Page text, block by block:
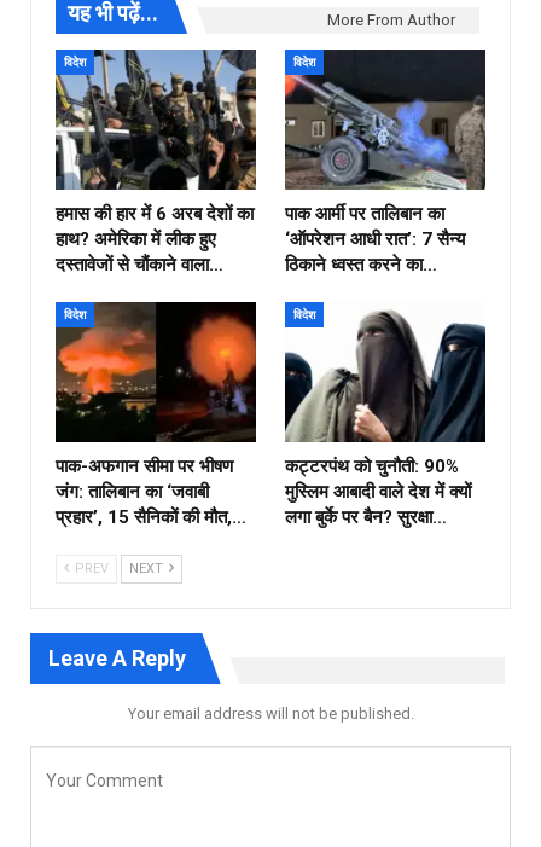
यह भी पढ़ें... More From Author
विदेश
हमास की हार में 6 अरब देशों का
हाथ? अमेरिका में लीक हुए
दस्तावेजों से चौंकाने वाला…
विदेश
पाक आर्मी पर तालिबान का
‘ऑपरेशन आधी रात’: 7 सैन्य
ठिकाने ध्वस्त करने का…
विदेश
पाक-अफगान सीमा पर भीषण
जंग: तालिबान का ‘जवाबी
प्रहार’, 15 सैनिकों की मौत,…
विदेश
कट्टरपंथ को चुनौती: 90%
मुस्लिम आबादी वाले देश में क्यों
लगा बुर्के पर बैन? सुरक्षा…
PREV NEXT
Leave A Reply
Your email address will not be published.